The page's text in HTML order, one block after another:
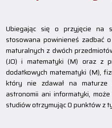
Ubiegając się o przyjęcie na
stosowana powinieneś zadbać
maturalnych z dwóch
(JO) i matematyki (M) oraz z
dodatkowych matematyki (M),
który nie zdawał na
astronomii ani informatyki,
studiów otrzymując 0 punktów z